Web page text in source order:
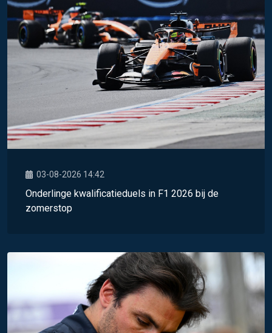
03-08-2026 14:42
Onderlinge kwalificatieduels in F1 2026 bij de
zomerstop